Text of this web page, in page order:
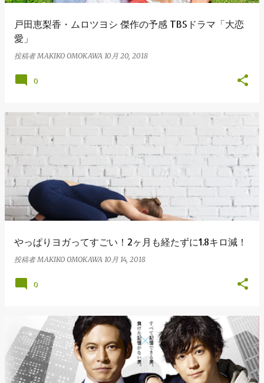
戸田恵梨香・ムロツヨシ 傑作の予感 TBSドラマ「大恋
愛」
投稿者MAKIKO OMOKAWA 10月 20, 2018
0
やっぱりヨガってすごい！2ヶ月も経たずに1.8キロ減！
投稿者MAKIKO OMOKAWA 10月 14, 2018
0